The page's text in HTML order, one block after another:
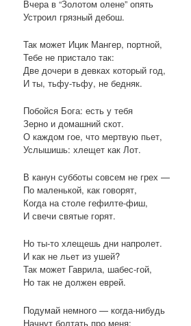
Вчера в “Золотом олене” опять
Устроил грязный дебош.
Так может Ицик Мангер, портной,
Тебе не пристало так:
Две дочери в девках который год,
И ты, тьфу-тьфу, не бедняк.
Побойся Бога: есть у тебя
Зерно и домашний скот.
О каждом гое, что мертвую пьет,
Услышишь: хлещет как Лот.
В канун субботы совсем не грех —
По маленькой, как говорят,
Когда на столе гефилте-фиш,
И свечи святые горят.
Но ты-то хлещешь дни напролет.
И как не льет из ушей?
Так может Гаврила, шабес-гой,
Но так не должен еврей.
Подумай немного — когда-нибудь
Начнут болтать про меня: